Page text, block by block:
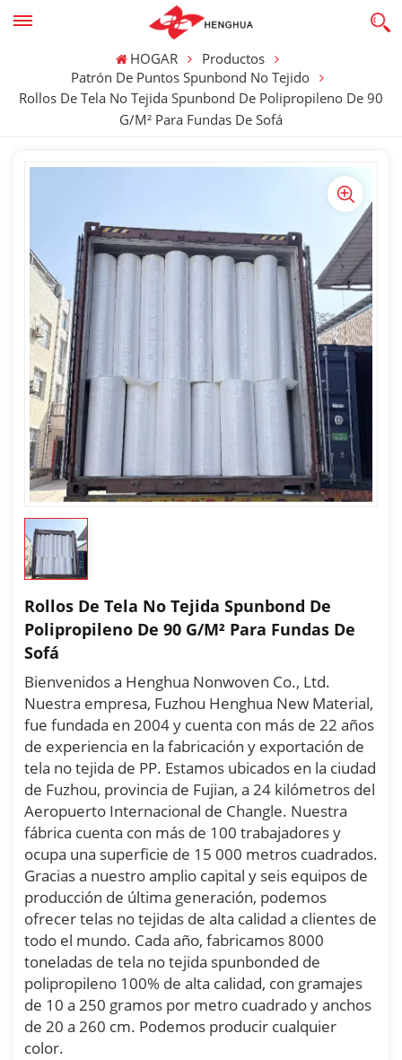
HOGAR
Productos
Patrón De Puntos Spunbond No Tejido
Rollos De Tela No Tejida Spunbond De Polipropileno De 90
G/m² Para Fundas De Sofá
Rollos De Tela No Tejida Spunbond De
Polipropileno De 90 G/m² Para Fundas De
Sofá
Bienvenidos a Henghua Nonwoven Co., Ltd.
Nuestra empresa, Fuzhou Henghua New Material,
fue fundada en 2004 y cuenta con más de 22 años
de experiencia en la fabricación y exportación de
tela no tejida de PP. Estamos ubicados en la ciudad
de Fuzhou, provincia de Fujian, a 24 kilómetros del
Aeropuerto Internacional de Changle. Nuestra
fábrica cuenta con más de 100 trabajadores y
ocupa una superficie de 15 000 metros cuadrados.
Gracias a nuestro amplio capital y seis equipos de
producción de última generación, podemos
ofrecer telas no tejidas de alta calidad a clientes de
todo el mundo. Cada año, fabricamos 8000
toneladas de tela no tejida spunbonded de
polipropileno 100% de alta calidad, con gramajes
de 10 a 250 gramos por metro cuadrado y anchos
de 20 a 260 cm. Podemos producir cualquier
color.